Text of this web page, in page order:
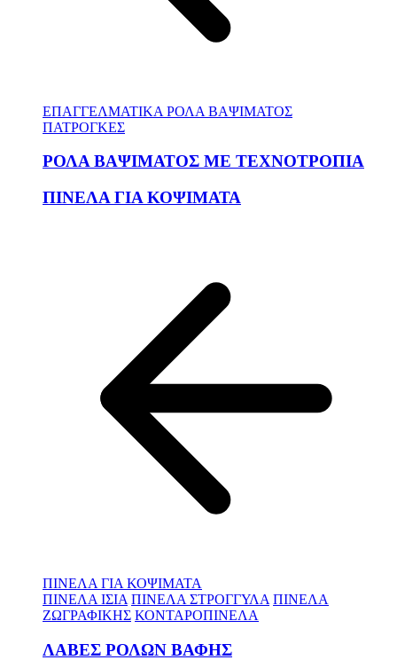
ΕΠΑΓΓΕΛΜΑΤΙΚΑ ΡΟΛΑ ΒΑΨΙΜΑΤΟΣ
ΠΑΤΡΟΓΚΕΣ
ΡΟΛΑ ΒΑΨΙΜΑΤΟΣ ΜΕ ΤΕΧΝΟΤΡΟΠΙΑ
ΠΙΝΕΛΑ ΓΙΑ ΚΟΨΙΜΑΤΑ
ΠΙΝΕΛΑ ΓΙΑ ΚΟΨΙΜΑΤΑ
ΠΙΝΕΛΑ ΙΣΙΑ ΠΙΝΕΛΑ ΣΤΡΟΓΓΥΛΑ ΠΙΝΕΛΑ
ΖΩΓΡΑΦΙΚΗΣ ΚΟΝΤΑΡΟΠΙΝΕΛΑ
ΛΑΒΕΣ ΡΟΛΩΝ ΒΑΦΗΣ